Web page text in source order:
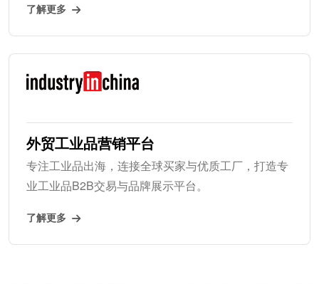
了解更多
外贸工业品营销平台
专注工业品出海，连接全球买家与优质工厂，打造专
业工业品B2B交易与品牌展示平台。
了解更多